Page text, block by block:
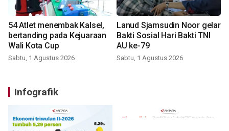
54 Atlet menembak Kalsel,
bertanding pada Kejuaraan
Wali Kota Cup
Sabtu, 1 Agustus 2026
Lanud Sjamsudin Noor gelar
Bakti Sosial Hari Bakti TNI
AU ke-79
Sabtu, 1 Agustus 2026
Infografik